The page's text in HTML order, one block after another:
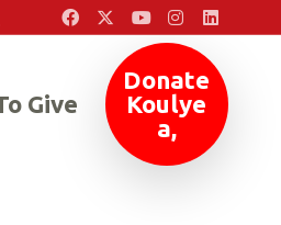
Give
Donate
Koulye
a,
Rechèch